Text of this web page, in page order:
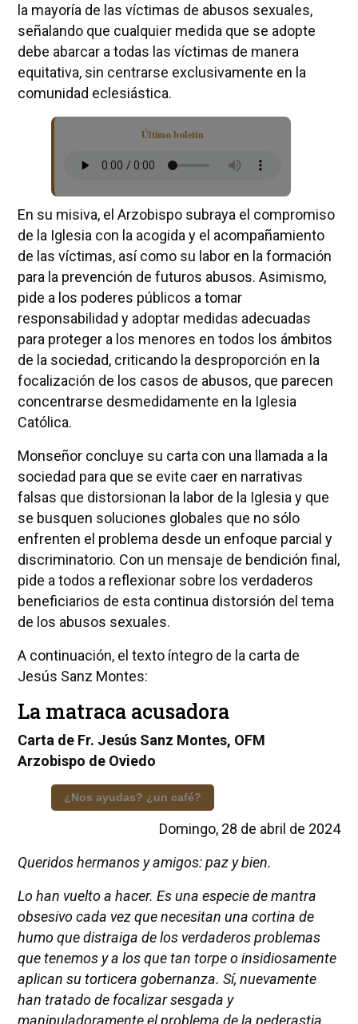
la mayoría de las víctimas de abusos sexuales,
señalando que cualquier medida que se adopte
debe abarcar a todas las víctimas de manera
equitativa, sin centrarse exclusivamente en la
comunidad eclesiástica.
Último boletín
En su misiva, el Arzobispo subraya el compromiso
de la Iglesia con la acogida y el acompañamiento
de las víctimas, así como su labor en la formación
para la prevención de futuros abusos. Asimismo,
pide a los poderes públicos a tomar
responsabilidad y adoptar medidas adecuadas
para proteger a los menores en todos los ámbitos
de la sociedad, criticando la desproporción en la
focalización de los casos de abusos, que parecen
concentrarse desmedidamente en la Iglesia
Católica.
Monseñor concluye su carta con una llamada a la
sociedad para que se evite caer en narrativas
falsas que distorsionan la labor de la Iglesia y que
se busquen soluciones globales que no sólo
enfrenten el problema desde un enfoque parcial y
discriminatorio. Con un mensaje de bendición final,
pide a todos a reflexionar sobre los verdaderos
beneficiarios de esta continua distorsión del tema
de los abusos sexuales.
A continuación, el texto íntegro de la carta de
Jesús Sanz Montes:
La matraca acusadora
Carta de Fr. Jesús Sanz Montes, OFM
Arzobispo de Oviedo
¿Nos ayudas? ¿un café?
Domingo, 28 de abril de 2024
Queridos hermanos y amigos: paz y bien.
Lo han vuelto a hacer. Es una especie de mantra
obsesivo cada vez que necesitan una cortina de
humo que distraiga de los verdaderos problemas
que tenemos y a los que tan torpe o insidiosamente
aplican su torticera gobernanza. Sí, nuevamente
han tratado de focalizar sesgada y
manipuladoramente el problema de la pederastia